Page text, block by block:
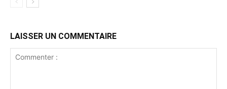
LAISSER UN COMMENTAIRE